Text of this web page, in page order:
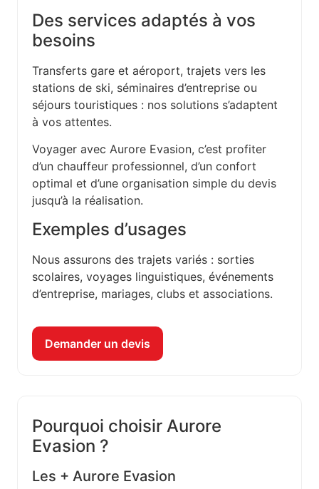
Des services adaptés à vos
besoins
Transferts gare et aéroport, trajets vers les
stations de ski, séminaires d’entreprise ou
séjours touristiques : nos solutions s’adaptent
à vos attentes.
Voyager avec Aurore Evasion, c’est profiter
d’un chauffeur professionnel, d’un confort
optimal et d’une organisation simple du devis
jusqu’à la réalisation.
Exemples d’usages
Nous assurons des trajets variés : sorties
scolaires, voyages linguistiques, événements
d’entreprise, mariages, clubs et associations.
Demander un devis
Pourquoi choisir Aurore
Evasion ?
Les + Aurore Evasion